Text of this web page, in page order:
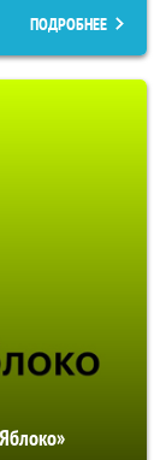
ПОДРОБНЕЕ